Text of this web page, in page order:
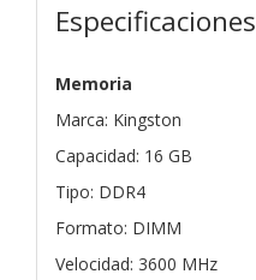
Especificaciones
Memoria
Marca: Kingston
Capacidad: 16 GB
Tipo: DDR4
Formato: DIMM
Velocidad: 3600 MHz